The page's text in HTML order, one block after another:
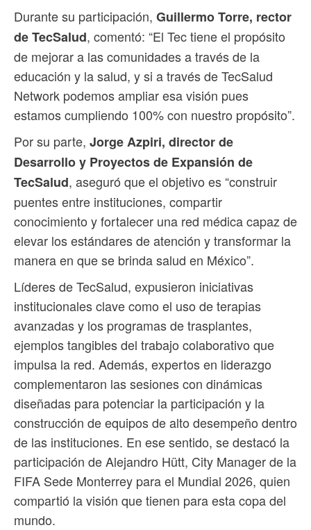
Durante su participación, Guillermo Torre, rector
de TecSalud, comentó: “El Tec tiene el propósito
de mejorar a las comunidades a través de la
educación y la salud, y si a través de TecSalud
Network podemos ampliar esa visión pues
estamos cumpliendo 100% con nuestro propósito”.
Por su parte, Jorge Azpiri, director de
Desarrollo y Proyectos de Expansión de
TecSalud, aseguró que el objetivo es “construir
puentes entre instituciones, compartir
conocimiento y fortalecer una red médica capaz de
elevar los estándares de atención y transformar la
manera en que se brinda salud en México”.
Líderes de TecSalud, expusieron iniciativas
institucionales clave como el uso de terapias
avanzadas y los programas de trasplantes,
ejemplos tangibles del trabajo colaborativo que
impulsa la red. Además, expertos en liderazgo
complementaron las sesiones con dinámicas
diseñadas para potenciar la participación y la
construcción de equipos de alto desempeño dentro
de las instituciones. En ese sentido, se destacó la
participación de Alejandro Hütt, City Manager de la
FIFA Sede Monterrey para el Mundial 2026, quien
compartió la visión que tienen para esta copa del
mundo.